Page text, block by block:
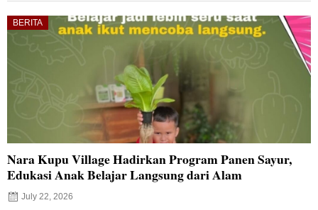
BERITA
Nara Kupu Village Hadirkan Program Panen Sayur,
Edukasi Anak Belajar Langsung dari Alam
July 22, 2026